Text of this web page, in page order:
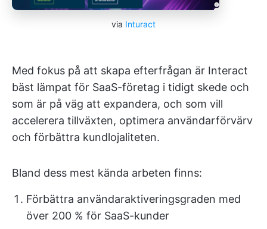
via Inturact
Med fokus på att skapa efterfrågan är Interact
bäst lämpat för SaaS-företag i tidigt skede och
som är på väg att expandera, och som vill
accelerera tillväxten, optimera användarförvärv
och förbättra kundlojaliteten.
Bland dess mest kända arbeten finns:
Förbättra användaraktiveringsgraden med
över 200 % för SaaS-kunder